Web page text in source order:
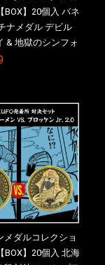
BOX】20個入 バネ
ナメダル デビル
& 地獄のシンフォ
付き【初回購入特
定
メダルコレクショ
BOX】20個入 北海